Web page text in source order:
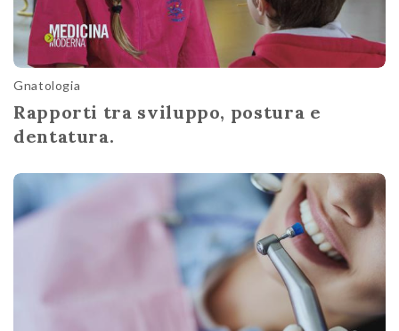
Gnatologia
Rapporti tra sviluppo, postura e
dentatura.